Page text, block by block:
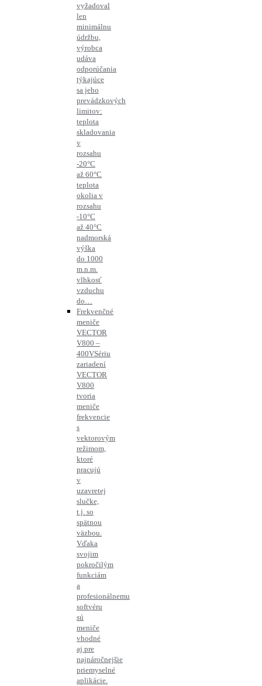
vyžadoval
len
minimálnu
údržbu,
výrobca
udáva
odporúčania
týkajúce
sa jeho
prevádzkových
limitov:
teplota
skladovania
v
rozsahu
-20°C
až 60°C
teplota
okolia v
rozsahu
-10°C
až 40°C
nadmorská
výška
do 1000
m.n.m.
vlhkosť
vzduchu
do…
Frekvenčné
meniče
VECTOR
V800 –
400VSériu
zariadení
VECTOR
V800
tvoria
meniče
frekvencie
s
vektorovým
režimom,
ktoré
pracujú
v
uzavretej
slučke,
t.j. so
spätnou
väzbou.
Vďaka
svojim
pokročilým
funkciám
a
profesionálnemu
softvéru
sú
meniče
vhodné
aj pre
najnáročnejšie
priemyselné
aplikácie.